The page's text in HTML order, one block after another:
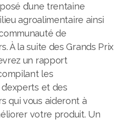
d’une trentaine
agroalimentaire ainsi
de
À la suite des Grands Prix
un rapport
les
et des
qui vous aideront à
votre produit. Un